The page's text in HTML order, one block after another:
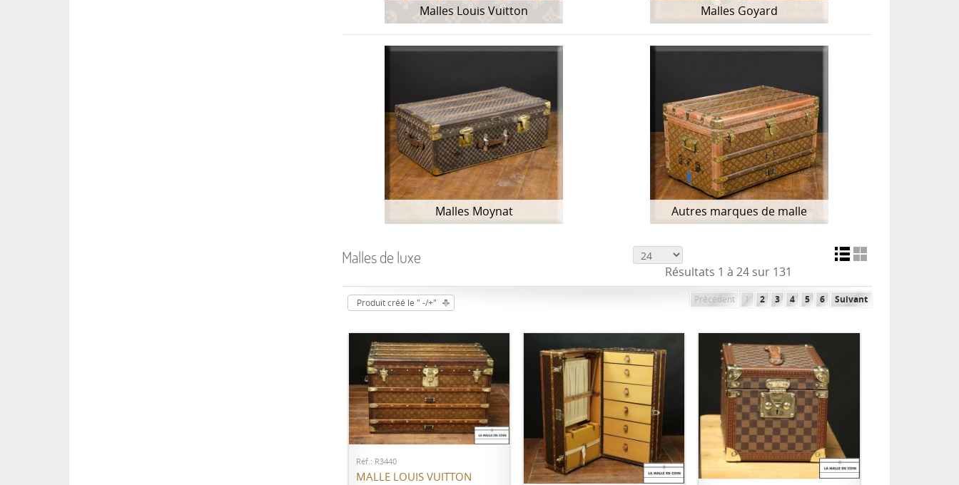
Malles Louis Vuitton Malles Goyard
Malles Moynat Autres marques de malle
Malles de luxe
Résultats 1 à 24 sur 131
Produit créé le " -/+" Précédent 1 2 3 4 5 6 Suivant
AJOUTER AU PANIER
Réf.: R3440
MALLE LOUIS VUITTON
AJOUTER AU PANIER AJOUTER AU PANIER